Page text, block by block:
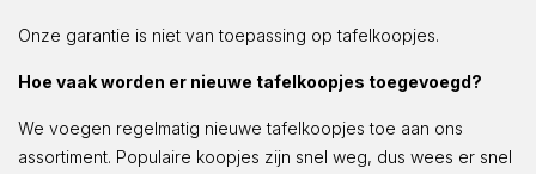
Onze garantie is niet van toepassing op tafelkoopjes.
Hoe vaak worden er nieuwe tafelkoopjes toegevoegd?
We voegen regelmatig nieuwe tafelkoopjes toe aan ons
assortiment. Populaire koopjes zijn snel weg, dus wees er snel